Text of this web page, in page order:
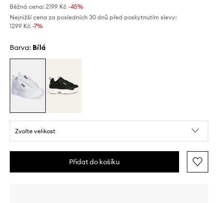
Běžná cena: 2199 Kč -45%
Nejnižší cena za posledních 30 dnů před poskytnutím slevy:
1299 Kč -7%
Barva: bílá
Zvolte velikost
Přidat do košíku